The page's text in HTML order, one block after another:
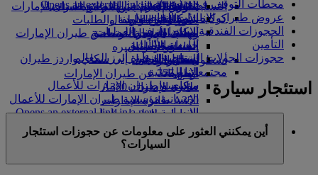
تناول الطعام في الدرجة السياحية
الممتازة
وجبات الدرجة السياحية
المشروبات
أسطول طائراتنا
بوينج 777
طائرة الإمارات A380
A350 طائرة الإمارات
الإمارات للطيران الخاص
توزيع المقاعد
السوق الحرة
متجرنا الرسمي
التسلية للأطفال
الترفيه عن الأطفال
ألعاب الأطفال
أنشطة للأطفال
in a new tab
كوكبنا
الاستدامة في العمليات
السياسة البيئية
التقارير البيئية
مجتمعاتنا المحلية
مؤسسة طيران الإمارات للأعمال
الإنسانيةمؤسسة طيران الإمارات للأعمال
الإنسانية Opens an external link in a new
الرعاية
Opens an external link in a new tab
شركاؤنا
سكاي واردز رايل
حاسبة الأميال
تسجيل الدخول إلى سكاي واردز طيران
الإمارات
سكاي واردز+
السفر لأصحاب الهمم مع طيران الإمارات
المساعدة الخاصة والطلبات
تجربتكم على متن الطائرة
الأدوات والموارد
الهاتف المتحرك وتطبيق طيران الإمارات
إلغاء حجز أو تغييره
تعطل الرحلات
معلومات عن طيران الإمارات
محطات التوقف في دبي
عروض طيران الإمارات الخاصة
الحجوزات الفندقية
التأمين
حجوزات الجولات السياحية وزيارة أبرز المعالم
استئجار سيارة
أين يمكنني العثور على معلومات عن حجوزات استئجار
السيارات؟